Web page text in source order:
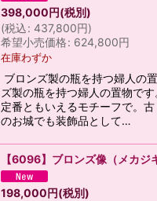
398,000円(税別)
(税込: 437,800円)
希望小売価格: 624,800円
在庫わずか
ブロンズ製の瓶を持つ婦人の
ズ製の瓶を持つ婦人の置物で
定番ともいえるモチーフで。
のお城でも装飾品として…
【6096】ブロンズ像（メカジ
198,000円(税別)